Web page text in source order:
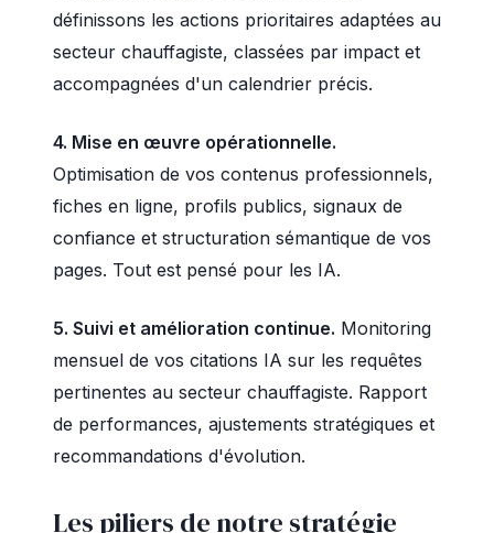
définissons les actions prioritaires adaptées au
secteur chauffagiste, classées par impact et
accompagnées d'un calendrier précis.
4. Mise en œuvre opérationnelle.
Optimisation de vos contenus professionnels,
fiches en ligne, profils publics, signaux de
confiance et structuration sémantique de vos
pages. Tout est pensé pour les IA.
5. Suivi et amélioration continue. Monitoring
mensuel de vos citations IA sur les requêtes
pertinentes au secteur chauffagiste. Rapport
de performances, ajustements stratégiques et
recommandations d'évolution.
Les piliers de notre stratégie